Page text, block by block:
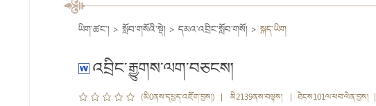
ཡིག་ཚང་། > སློབ་གསོའི་སྡེ། > དམའ་འབྲིང་སློབ་གསོ། > སྐད་ཡིག
འབྲིང་རྒྱུགས་ལག་བཅངས།
(མི0ནས་དཔྱད་འཇོག་བྱས།) | མི2139ནས་བལྟས། | ཐེངས101ལ་ཕབ་ལེན་བྱས། |